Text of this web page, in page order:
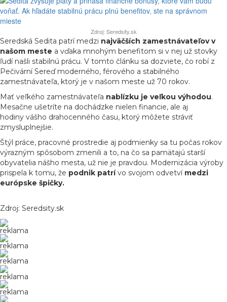
Zdroj: Seredsity.sk
Seredská Sedita patrí medzi najväčších zamestnávateľov v
našom meste a vďaka mnohým benefitom si v nej už stovky
ľudí našli stabilnú prácu. V tomto článku sa dozviete, čo robí z
Pečivární Sereď moderného, férového a stabilného
zamestnávateľa, ktorý je v našom meste už 70 rokov.
Mať veľkého zamestnávateľa nablízku je veľkou výhodou.
Mesačne ušetríte na dochádzke nielen financie, ale aj
hodiny vášho drahocenného času, ktorý môžete stráviť
zmysluplnejšie.
Štýl práce, pracovné prostredie aj podmienky sa tu počas rokov
výrazným spôsobom zmenili a to, na čo sa pamätajú starší
obyvatelia nášho mesta, už nie je pravdou. Modernizácia výroby
prispela k tomu, že podnik patrívo svojom odvetví medzi
európske špičky.
Zdroj: Seredsity.sk
reklama
reklama
reklama
reklama
reklama